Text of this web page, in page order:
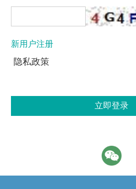
新用户注册
隐私政策
立即登录